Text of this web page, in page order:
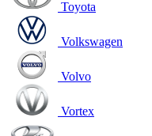
Toyota
Volkswagen
Volvo
Vortex